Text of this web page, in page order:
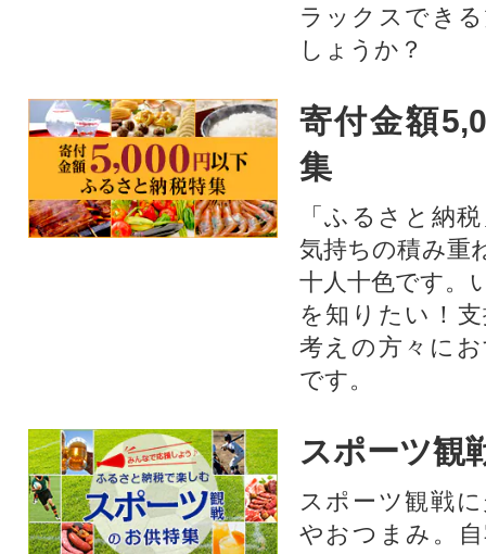
ラックスでき
しょうか？
寄付金額
集
「ふるさと納
気持ちの積み重
十人十色です。
を知りたい！
考えの方々に
です。
スポーツ観
スポーツ観戦
やおつまみ。